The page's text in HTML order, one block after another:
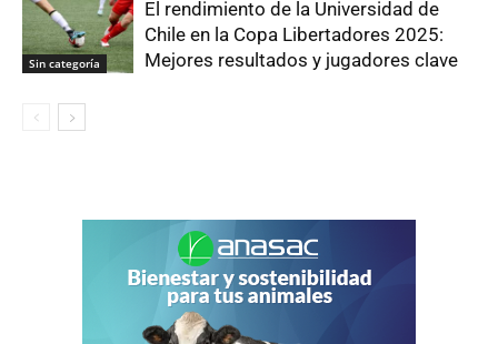
Sin categoría
El rendimiento de la Universidad de
Chile en la Copa Libertadores 2025:
Mejores resultados y jugadores clave